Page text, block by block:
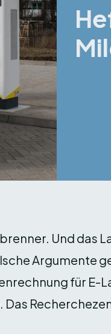
Und das
Argumente
für E-